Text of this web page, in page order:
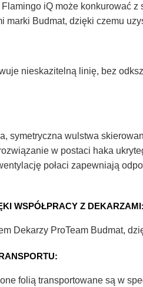
iQ może konkurować
Budmat, dzięki czemu
nieskazitelną linię, bez
symetryczna wulstwa
w postaci haka
połaci zapewniają
WSPÓŁPRACY Z DEKARZAMI:
Dekarzy ProTeam Budmat,
folią transportowane są w